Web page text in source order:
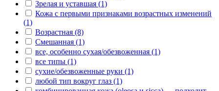
Зрелая и уставшая (1)
Кожа с первыми признаками возрастных изменений
(1)
Возрастная (8)
Смешанная (1)
все, особенно сухая/обезвоженная (1)
все типы (1)
сухие/обезвоженные руки (1)
любой тип вокруг глаз (1)